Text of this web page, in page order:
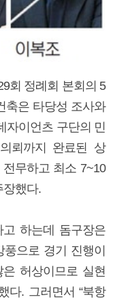
회 정례회 본회의 5
축은 타당성 조사와
자이언츠 구단의 민
뢰까지 완료된 상
전무하고 최소 7~10
장했다.
고 하는데 돔구장은
으로 경기 진행이
은 허상이므로 실현
다. 그러면서 “북항